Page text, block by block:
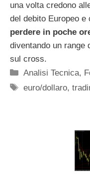
una volta credono
del debito Europeo e
perdere in poche
diventando un range
sul cross.
Categorie
Analisi Tecnica,
Tag
euro/dollaro,